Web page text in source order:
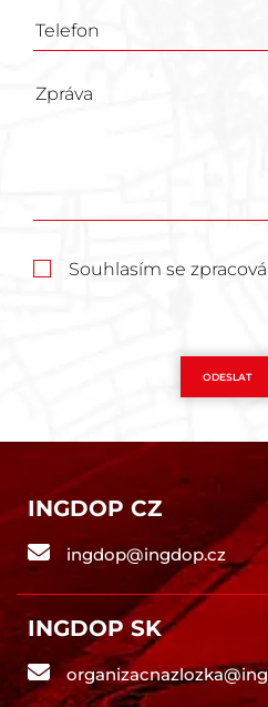
Souhlasím se
ODESLAT
INGDOP CZ
ingdop@ingdop.cz
INGDOP SK